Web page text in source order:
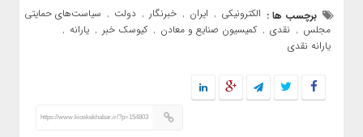
برچسب ها : الکترونیکی , ایران , خبرنگار , دولت , سیاست‌های حمایتی
مجلس , نقدی , کمیسیون صنایع و معادن , کیوسک خبر , یارانه ,
یارانه نقدی
https://www.kioskekhabar.ir/?p=154803